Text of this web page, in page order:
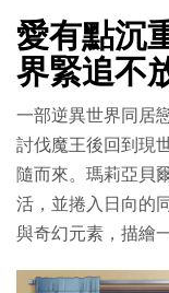
愛有點沉
界緊追不
一部逆異世界同居
討伐魔王後回到現
隨而來。瑪莉亞貝
活，並捲入日向的
與奇幻元素，描繪